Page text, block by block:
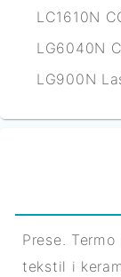
LC1610N
LG6040N
LG900N
Prese.
tekstil i